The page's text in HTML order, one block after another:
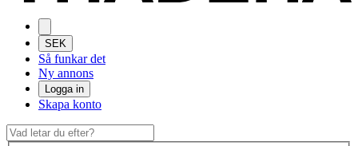
SEK
Så funkar det
Ny annons
Logga in
Skapa konto